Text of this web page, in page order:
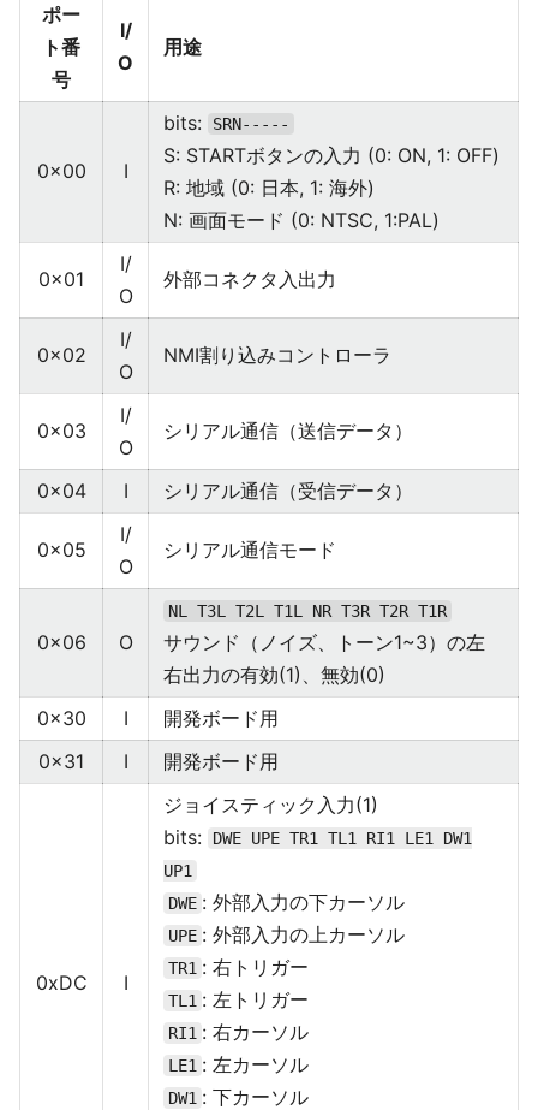
ポー
ト番
号
I/
O
用途
0x00 I
bits: SRN-----
S: STARTボタンの入力 (0: ON, 1: OFF)
R: 地域 (0: 日本, 1: 海外)
N: 画面モード (0: NTSC, 1:PAL)
0x01
I/
O
外部コネクタ入出力
0x02
I/
O
NMI割り込みコントローラ
0x03
I/
O
シリアル通信（送信データ）
0x04 I シリアル通信（受信データ）
0x05
I/
O
シリアル通信モード
0x06 O
NL T3L T2L T1L NR T3R T2R T1R
サウンド（ノイズ、トーン1~3）の左
右出力の有効(1)、無効(0)
0x30
I
開発ボード用
0x31
I 開発ボード用
0xDC I
ジョイスティック入力(1)
bits:
DWE UPE TR1 TL1 RI1 LE1 DW1
UP1
DWE : 外部入力の下カーソル
UPE : 外部入力の上カーソル
TR1 : 右トリガー
TL1 : 左トリガー
RI1 : 右カーソル
LE1 : 左カーソル
DW1 : 下カーソル